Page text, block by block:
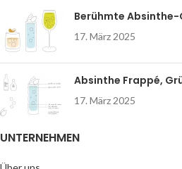
Berühmte
17. März 2025
Absinthe Frappé,
17. März 2025
UNTERNEHMEN